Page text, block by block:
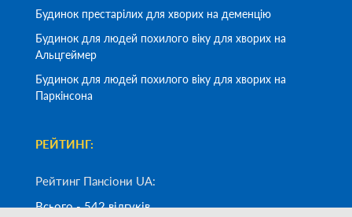
Будинок престарілих для хворих на деменцію
Будинок для людей похилого віку для хворих на
Альцгеймер
Будинок для людей похилого віку для хворих на
Паркінсона
РЕЙТИНГ:
Рейтинг Пансіони UA:
Всього - 542 відгуків